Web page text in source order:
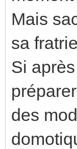
Mais
sa
Si
des